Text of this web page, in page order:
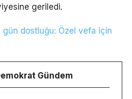
geriledi.
gün dostluğu: Özel vefa için
Gündem